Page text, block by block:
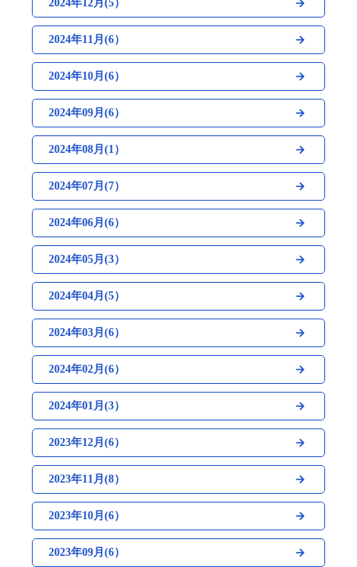
2024年12月(5）
2024年11月(6）
2024年10月(6）
2024年09月(6）
2024年08月(1）
2024年07月(7）
2024年06月(6）
2024年05月(3）
2024年04月(5）
2024年03月(6）
2024年02月(6）
2024年01月(3）
2023年12月(6）
2023年11月(8）
2023年10月(6）
2023年09月(6）